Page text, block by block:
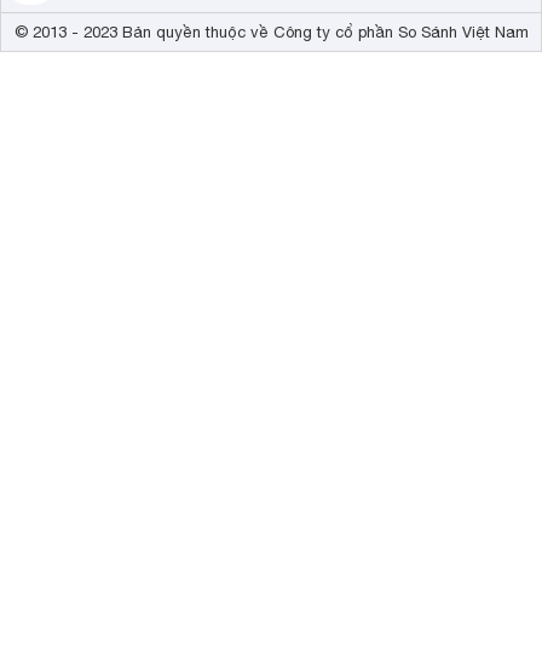
© 2013 - 2023 Bản quyền thuộc về Công ty cổ phần So Sánh Việt Nam